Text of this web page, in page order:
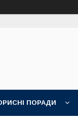
ПОРАДИ